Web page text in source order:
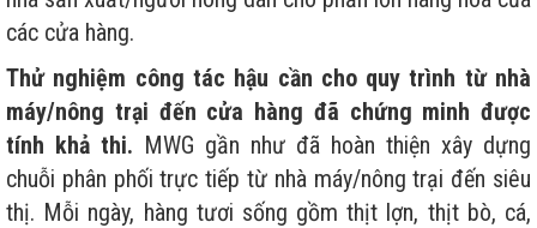
các cửa hàng.
Thử nghiệm công tác hậu cần cho quy trình từ nhà
máy/nông trại đến cửa hàng đã chứng minh được
tính khả thi. MWG gần như đã hoàn thiện xây dựng
chuỗi phân phối trực tiếp từ nhà máy/nông trại đến siêu
thị. Mỗi ngày, hàng tươi sống gồm thịt lợn, thịt bò, cá,